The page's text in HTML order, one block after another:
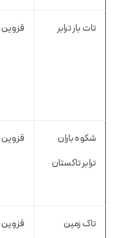
تات بار ترابر قزوین
شکوه باران
ترابر تاکستان
قزوین
تاک زمین قزوین